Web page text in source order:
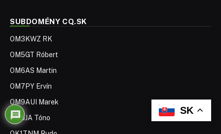
SUBDOMÉNY CQ.SK
OM3KWZ RK
OM5GT Róbert
OM6AS Martin
OM7PY Ervín
OM9AUI Marek
OM5JA Tóno
SK